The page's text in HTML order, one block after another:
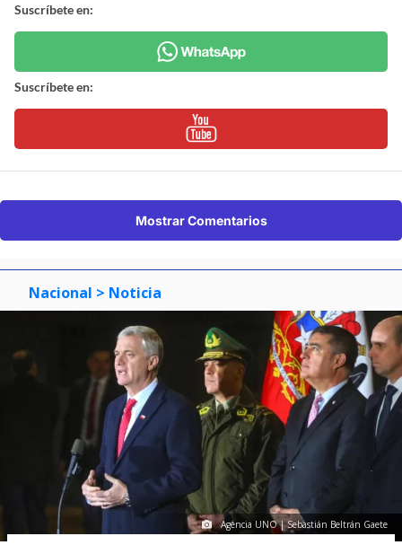
Suscríbete en:
Suscríbete en:
Mostrar Comentarios
Nacional > Noticia
Agencia UNO | Sebastián Beltrán Gaete